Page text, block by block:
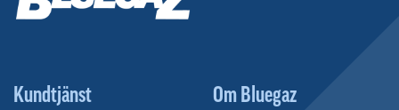
Kundtjänst Om Bluegaz